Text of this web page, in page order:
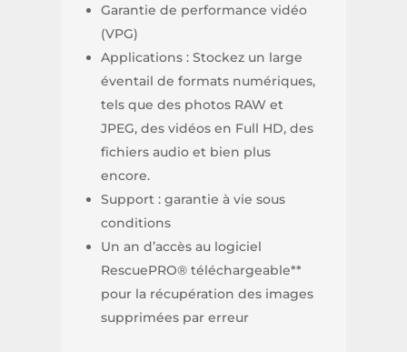
Garantie de performance vidéo
(VPG)
Applications : Stockez un large
éventail de formats numériques,
tels que des photos RAW et
JPEG, des vidéos en Full HD, des
fichiers audio et bien plus
encore.
Support : garantie à vie sous
conditions
Un an d’accès au logiciel
RescuePRO® téléchargeable**
pour la récupération des images
supprimées par erreur